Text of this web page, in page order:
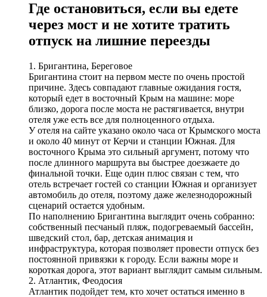
Где остановиться, если вы едете
через мост и не хотите тратить
отпуск на лишние переезды
1. Бригантина, Береговое
Бригантина стоит на первом месте по очень простой
причине. Здесь совпадают главные ожидания гостя,
который едет в восточный Крым на машине: море
близко, дорога после моста не растягивается, внутри
отеля уже есть все для полноценного отдыха.
У отеля на сайте указано около часа от Крымского моста
и около 40 минут от Керчи и станции Южная. Для
восточного Крыма это сильный аргумент, потому что
после длинного маршрута вы быстрее доезжаете до
финальной точки. Еще один плюс связан с тем, что
отель встречает гостей со станции Южная и организует
автомобиль до отеля, поэтому даже железнодорожный
сценарий остается удобным.
По наполнению Бригантина выглядит очень собранно:
собственный песчаный пляж, подогреваемый бассейн,
шведский стол, бар, детская анимация и
инфраструктура, которая позволяет провести отпуск без
постоянной привязки к городу. Если важны море и
короткая дорога, этот вариант выглядит самым сильным.
2. Атлантик, Феодосия
Атлантик подойдет тем, кто хочет остаться именно в